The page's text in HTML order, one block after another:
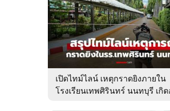
เปิดไทม์ไลน์ เหตุกราดยิงภายใน
โรงเรียนเทพศิรินทร์ นนทบุรี เกิด